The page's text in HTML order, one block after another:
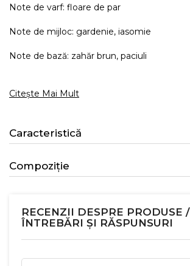
Note de varf: floare de par
Note de mijloc: gardenie, iasomie
Note de bază: zahăr brun, paciuli
Citește Mai Mult
Caracteristică
Compoziție
RECENZII DESPRE PRODUSE /
ÎNTREBĂRI ȘI RĂSPUNSURI